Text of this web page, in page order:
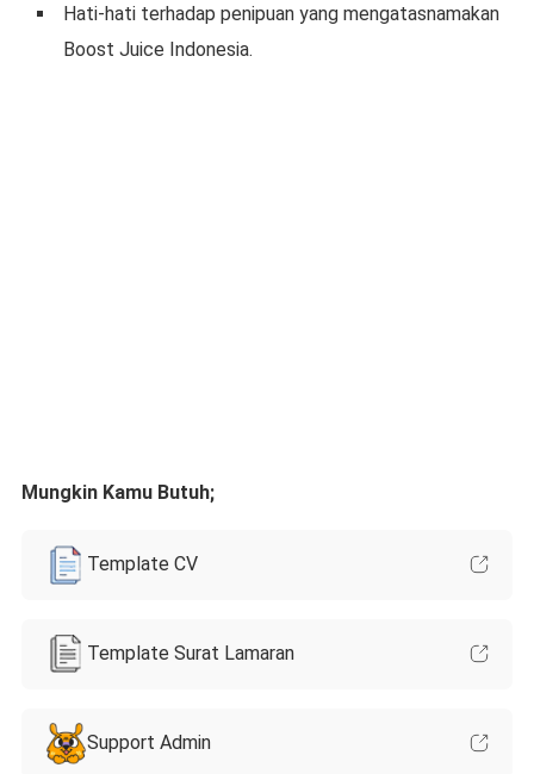
Hati-hati terhadap penipuan yang mengatasnamakan
Boost Juice Indonesia.
Mungkin Kamu Butuh;
Template CV
Template Surat Lamaran
Support Admin